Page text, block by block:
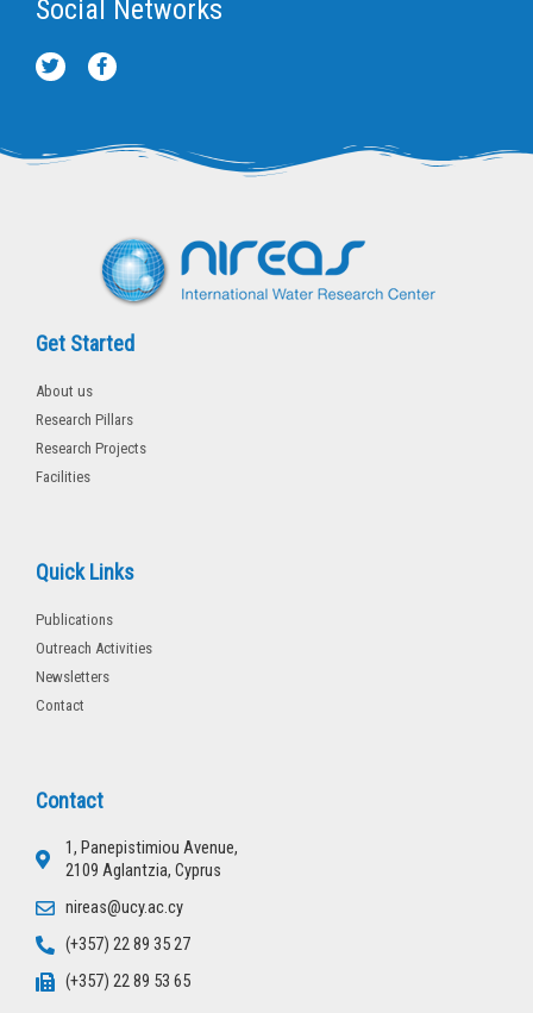
Social Networks
T
w
r
F
a
o
Get Started
About us
Research Pillars
Research Projects
Facilities
Quick Links
Publications
Outreach Activities
Newsletters
Contact
Contact
1, Panepistimiou Avenue,
2109 Aglantzia, Cyprus
nireas@ucy.ac.cy
(+357) 22 89 35 27
(+357) 22 89 53 65